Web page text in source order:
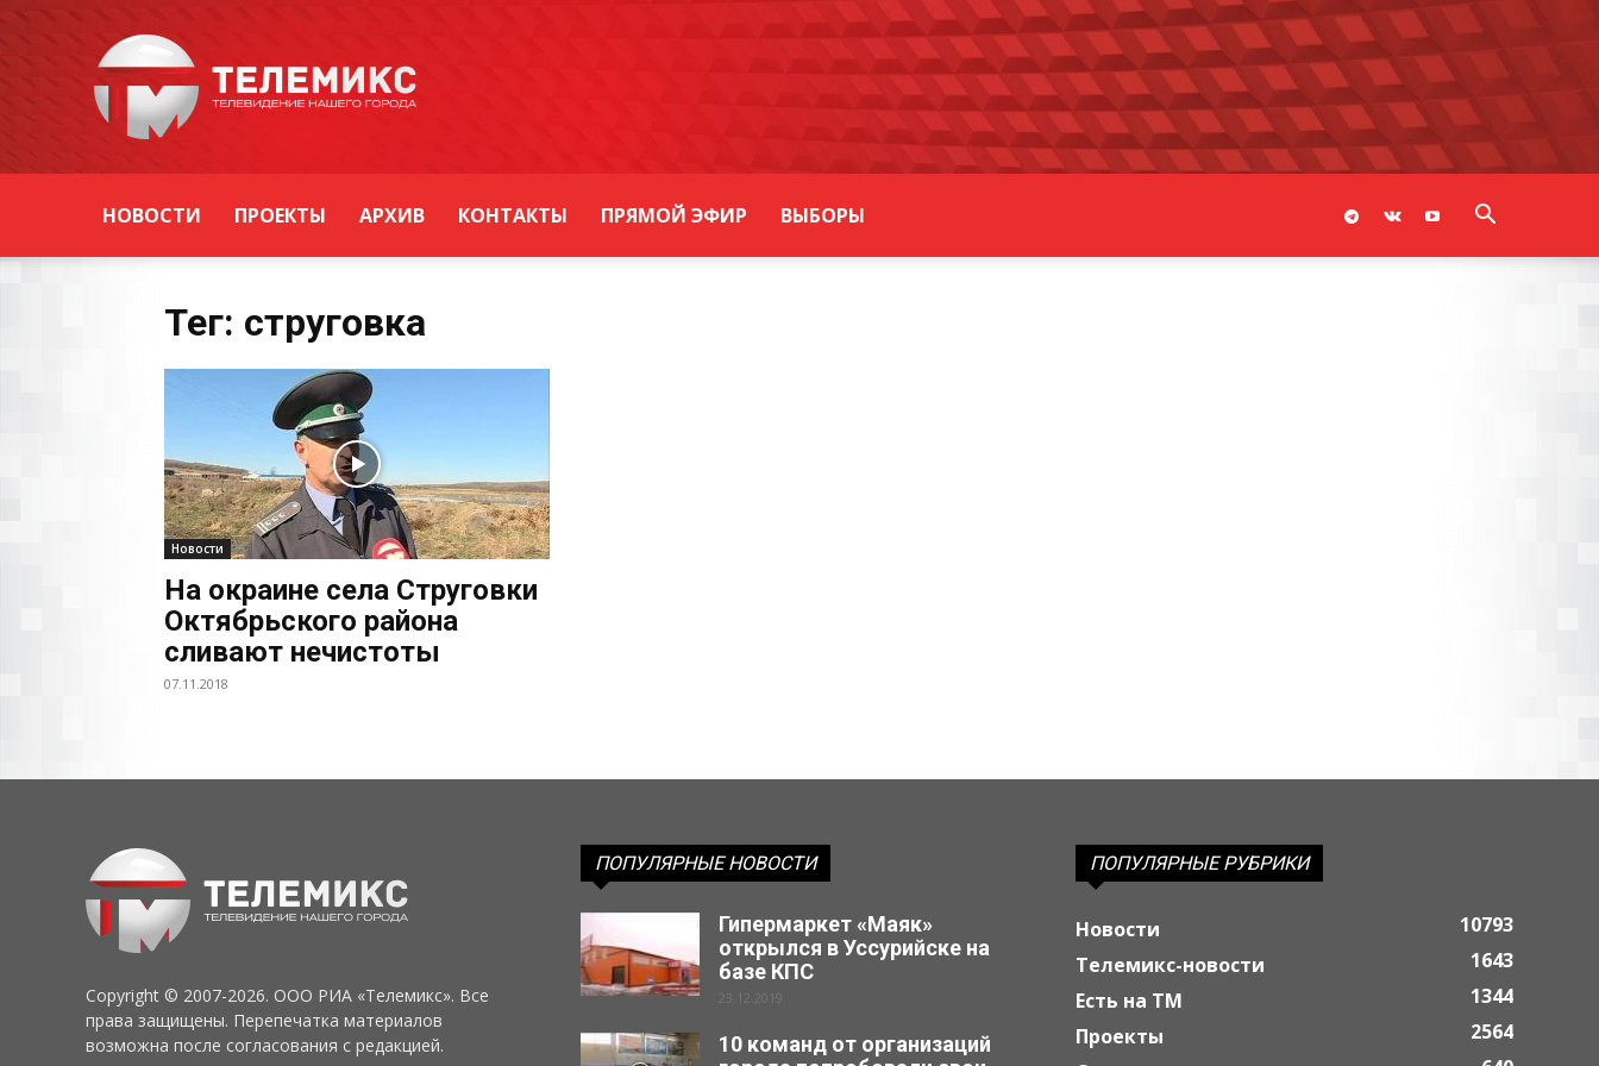
Уссурийска
НОВОСТИ ПРОЕКТЫ АРХИВ КОНТАКТЫ ПРЯМОЙ ЭФИР ВЫБОРЫ
Тег: струговка
Новости
На окраине села Струговки
Октябрьского района
сливают нечистоты
07.11.2018
Copyright © 2007-2026. ООО РИА «Телемикс». Все
права защищены. Перепечатка материалов
возможна после согласования с редакцией.
ПОПУЛЯРНЫЕ НОВОСТИ
Гипермаркет «Маяк»
открылся в Уссурийске на
базе КПС
23.12.2019
10 команд от организаций
ПОПУЛЯРНЫЕ РУБРИКИ
Новости
10793
Телемикс-новости
1643
Есть на ТМ
1344
Проекты
2564